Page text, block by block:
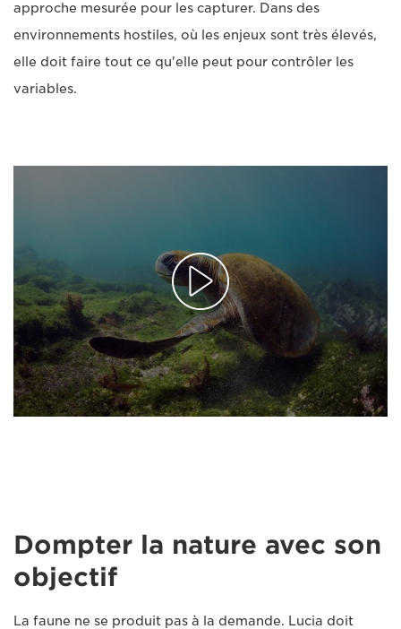
approche mesurée pour les capturer. Dans des
environnements hostiles, où les enjeux sont très élevés,
elle doit faire tout ce qu'elle peut pour contrôler les
variables.
Dompter la nature avec son
objectif
La faune ne se produit pas à la demande. Lucia doit